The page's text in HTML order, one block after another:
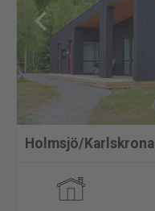
Holmsjö/Karlskrona